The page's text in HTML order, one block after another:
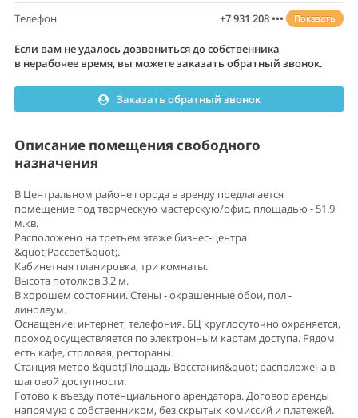
Телефон +7 931 208 ••• Показать
Если вам не удалось дозвониться до собственника
в нерабочее время, вы можете заказать обратный звонок.
Заказать обратный звонок
Описание помещения свободного
назначения
В Центральном районе города в аренду предлагается
помещение под творческую мастерскую/офис, площадью - 51.9
м.кв.
Расположено на третьем этаже бизнес-центра
&quot;Рассвет&quot;.
Кабинетная планировка, три комнаты.
Высота потолков 3.2 м.
В хорошем состоянии. Стены - окрашенные обои, пол -
линолеум.
Оснащение: интернет, телефония. БЦ круглосуточно охраняется,
проход осуществляется по электронным картам доступа. Рядом
есть кафе, столовая, рестораны.
Станция метро &quot;Площадь Восстания&quot; расположена в
шаговой доступности.
Готово к въезду потенциального арендатора. Договор аренды
напрямую с собственником, без скрытых комиссий и платежей.